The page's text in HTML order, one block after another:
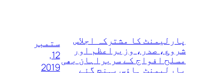
پارلیمنٹ کا مشترکہ اجلاس
شروع، صدر، وزیراعظم اور
مسلح افواج کے سربراہان بھی
پارلیمنٹ ہاؤس پہنچ گئے
ستمبر
12,
2019